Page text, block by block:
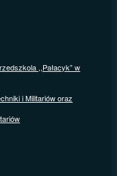
,,Pałacyk” w
i Militariów oraz